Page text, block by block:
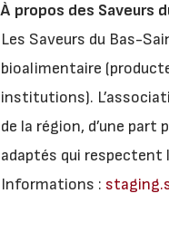
À propos des Saveurs
Les Saveurs du Bas-
bioalimentaire
institutions).
de la région, d’une part
adaptés qui respectent
Informations :